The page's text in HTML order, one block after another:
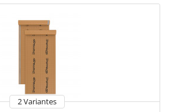
2 Variantes